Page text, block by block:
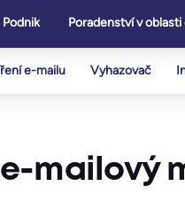
Podnik Poradenství v
e-mailu Vyhazovač
mailový